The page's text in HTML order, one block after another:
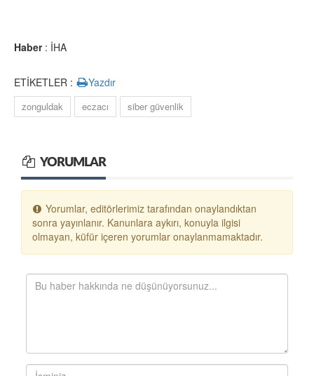
Haber: İHA
ETİKETLER : Yazdır
zonguldak eczacı siber güvenlik
YORUMLAR
Yorumlar, editörlerimiz tarafından onaylandıktan
sonra yayınlanır. Kanunlara aykırı, konuyla ilgisi
olmayan, küfür içeren yorumlar onaylanmamaktadır.